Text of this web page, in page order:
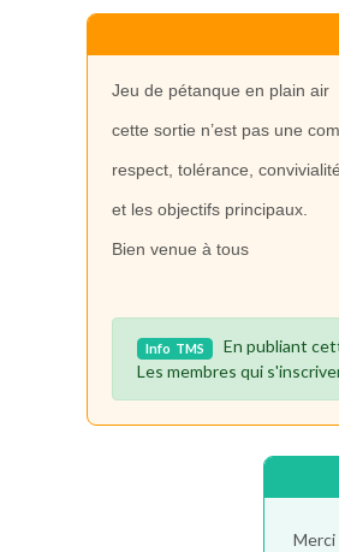
Jeu de pétanque en plain air
cette sortie n’est pas une
respect, tolérance,
et les objectifs principaux.
Bien venue à tous
Info TMS En publiant
Les membres qui
Merci